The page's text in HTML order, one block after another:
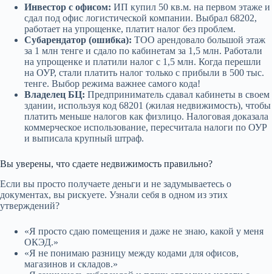
Инвестор с офисом: ИП купил 50 кв.м. на первом этаже и
сдал под офис логистической компании. Выбрал 68202,
работает на упрощенке, платит налог без проблем.
Субарендатор (ошибка): ТОО арендовало большой этаж
за 1 млн тенге и сдало по кабинетам за 1,5 млн. Работали
на упрощенке и платили налог с 1,5 млн. Когда перешли
на ОУР, стали платить налог только с прибыли в 500 тыс.
тенге. Выбор режима важнее самого кода!
Владелец БЦ: Предприниматель сдавал кабинеты в своем
здании, используя код 68201 (жилая недвижимость), чтобы
платить меньше налогов как физлицо. Налоговая доказала
коммерческое использование, пересчитала налоги по ОУР
и выписала крупный штраф.
Вы уверены, что сдаете недвижимость правильно?
Если вы просто получаете деньги и не задумываетесь о
документах, вы рискуете. Узнали себя в одном из этих
утверждений?
«Я просто сдаю помещения и даже не знаю, какой у меня
ОКЭД.»
«Я не понимаю разницу между кодами для офисов,
магазинов и складов.»